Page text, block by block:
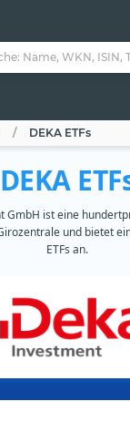
DEKA ETFs
DEKA
GmbH ist eine
und bietet
ETFs an.